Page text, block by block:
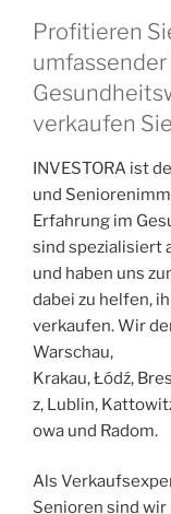
Profitieren
verkaufen
INVESTORA ist
und
Erfahrung im
sind spezialisiert
und haben uns
dabei zu helfen,
verkaufen. Wir
Warschau,
Krakau, Łódź,
z, Lublin,
owa und Radom.
Als
Senioren sind